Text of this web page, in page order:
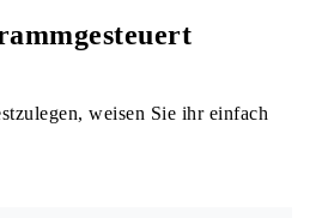
weisen Sie ihr einfach